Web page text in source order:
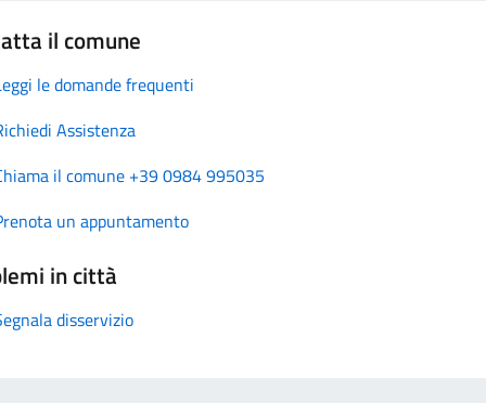
il comune
le domande frequenti
Assistenza
il comune +39 0984 995035
un appuntamento
in città
disservizio